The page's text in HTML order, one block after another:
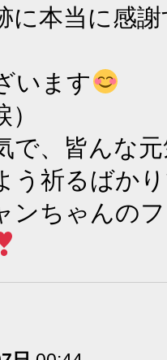
に本当に感
います
で、皆んな
う祈るばか
ンちゃんの